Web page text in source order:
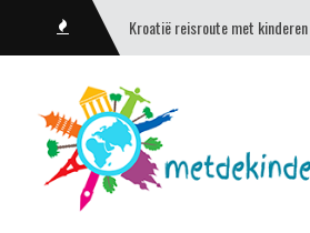
Kroatië reisroute met kinderen